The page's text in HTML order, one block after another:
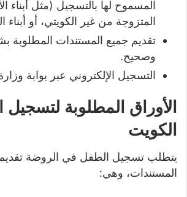
المسموح لها بالتسجيل (مثل أبناء
المتزوجة من غير الكويتي، أو أبناء
تقديم جميع المستندات المطلوبة
وصحيح.
التسجيل الإلكتروني عبر بوابة وزارة
الأوراق المطلوبة
الكويت
يتطلب تسجيل الطفل في الروضة
المستندات، وهي: